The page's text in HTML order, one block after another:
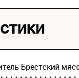
Брестский